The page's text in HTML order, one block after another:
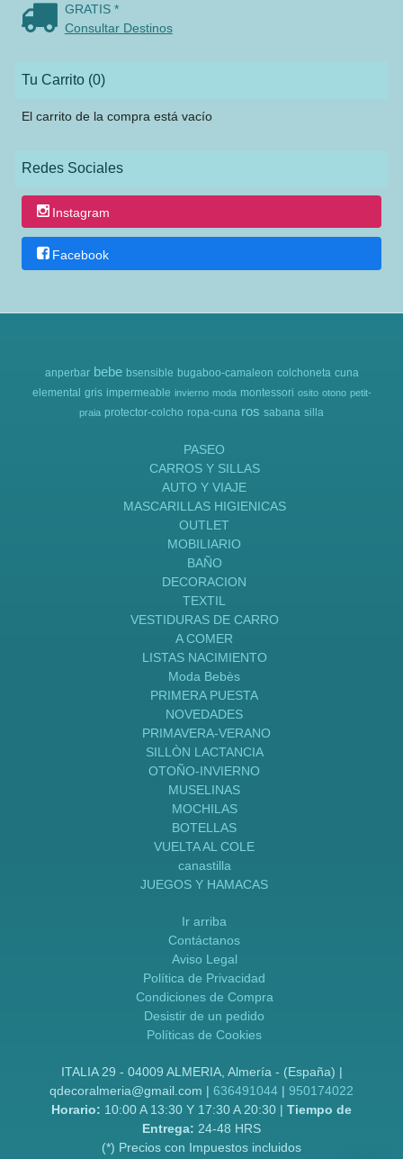
GRATIS *
Consultar Destinos
Tu Carrito (0)
El carrito de la compra está vacío
Redes Sociales
Instagram
Facebook
anperbar bebe bsensible bugaboo-camaleon colchoneta cuna
elemental gris impermeable invierno moda montessori osito otono petit-
praia protector-colcho ropa-cuna ros sabana silla
PASEO
CARROS Y SILLAS
AUTO Y VIAJE
MASCARILLAS HIGIENICAS
OUTLET
MOBILIARIO
BAÑO
DECORACION
TEXTIL
VESTIDURAS DE CARRO
A COMER
LISTAS NACIMIENTO
Moda Bebès
PRIMERA PUESTA
NOVEDADES
PRIMAVERA-VERANO
SILLÒN LACTANCIA
OTOÑO-INVIERNO
MUSELINAS
MOCHILAS
BOTELLAS
VUELTA AL COLE
canastilla
JUEGOS Y HAMACAS
Ir arriba
Contáctanos
Aviso Legal
Política de Privacidad
Condiciones de Compra
Desistir de un pedido
Políticas de Cookies
ITALIA 29 - 04009 ALMERIA, Almería - (España) |
qdecoralmeria@gmail.com | 636491044 | 950174022
Horario: 10:00 A 13:30 Y 17:30 A 20:30 | Tiempo de
Entrega: 24-48 HRS
(*) Precios con Impuestos incluidos